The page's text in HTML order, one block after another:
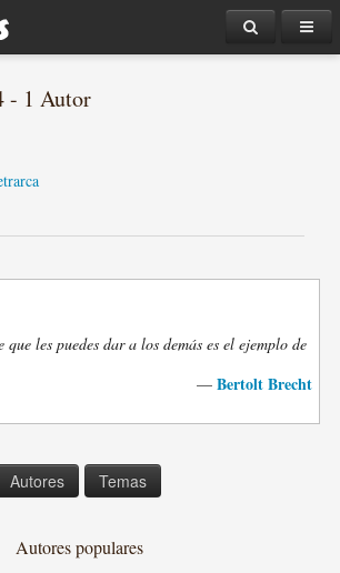
- 1 Autor
les puedes dar a los demás es el ejemplo de
— Bertolt Brecht
Autores Temas
Autores populares